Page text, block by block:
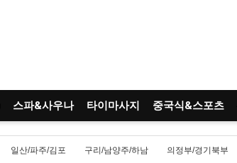
스파&사우나 타이마사지 중국식&스포츠
일산/파주/김포 구리/남양주/하남 의정부/경기북부